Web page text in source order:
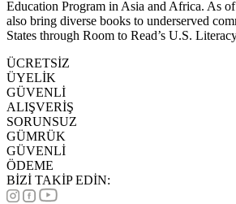
Education Program in Asia and Africa. As
also bring diverse books to underserved
States through Room to Read’s U.S.
ÜCRETSİZ
ÜYELİK
GÜVENLİ
ALIŞVERİŞ
SORUNSUZ
GÜMRÜK
GÜVENLİ
ÖDEME
BİZİ TAKİP EDİN: